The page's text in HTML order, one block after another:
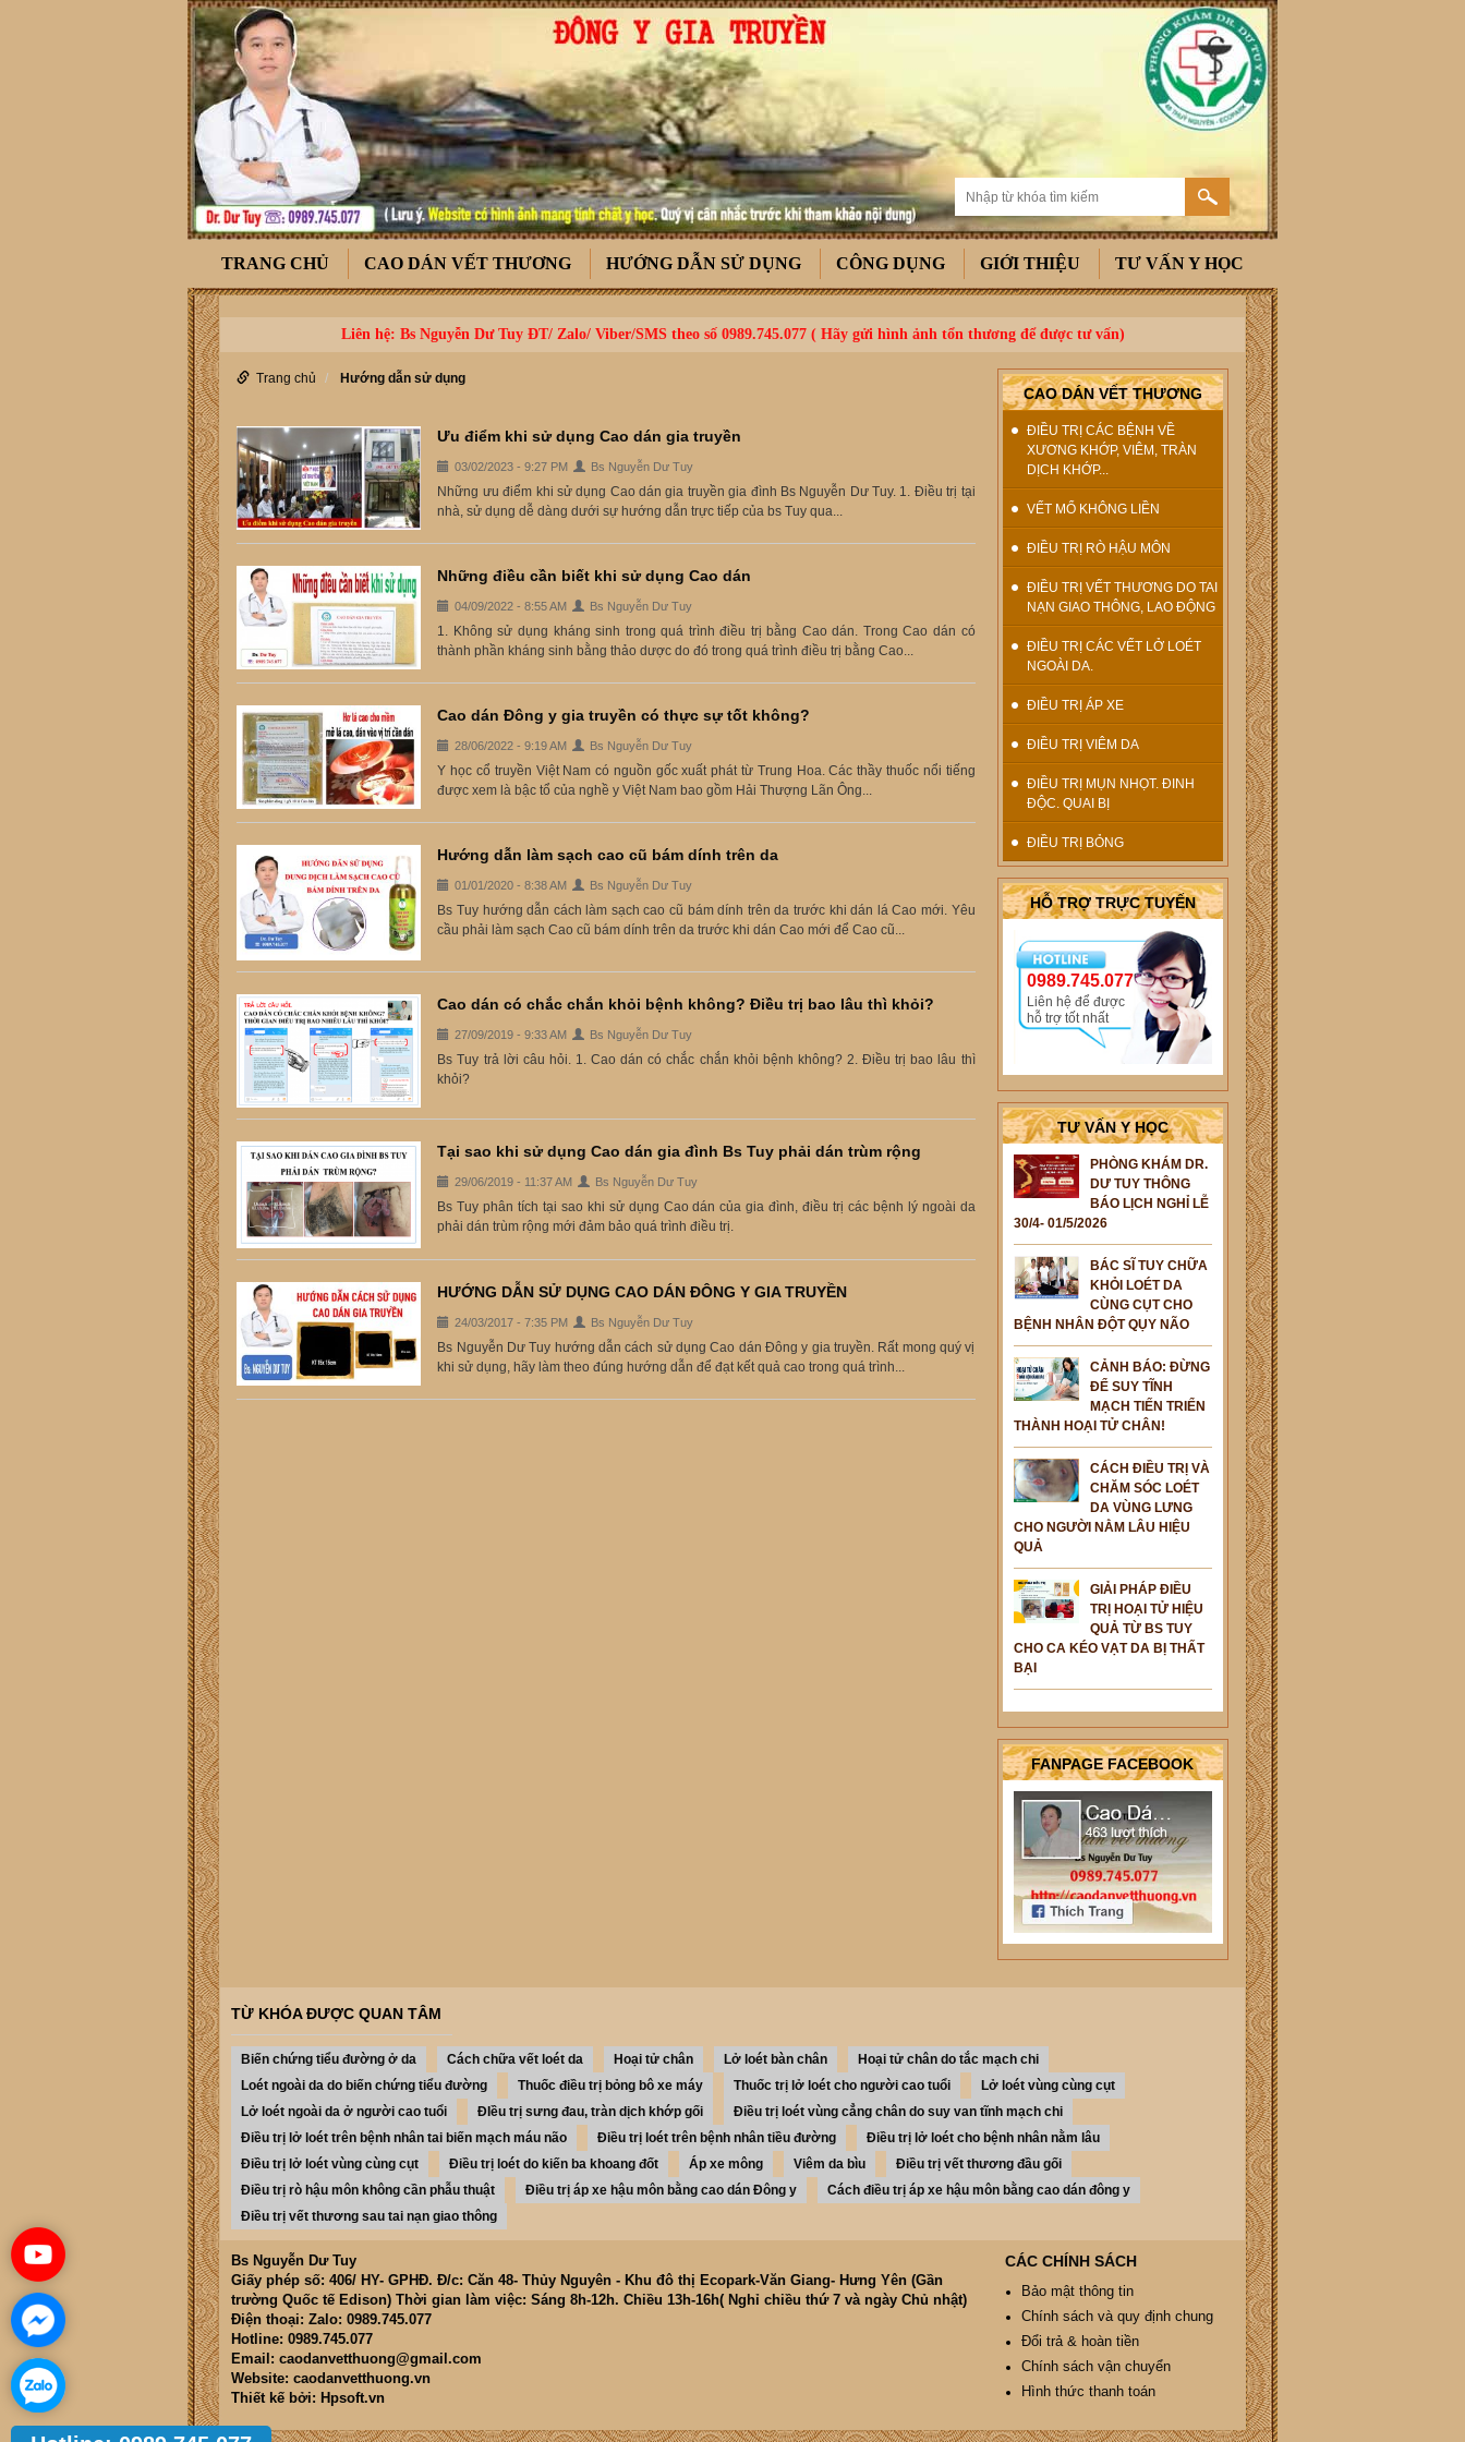
TRANG CHỦ CAO DÁN VẾT THƯƠNG HƯỚNG DẪN SỬ DỤNG CÔNG DỤNG GIỚI THIỆU TƯ VẤN Y HỌC
Liên hệ: Bs Nguyễn Dư Tuy ĐT/ Zalo/ Viber/SMS theo số 0989.745.077 ( Hãy gửi hình ảnh tổn thương để được tư vấn)
Trang chủ Hướng dẫn sử dụng
Ưu điểm khi sử dụng Cao dán gia truyền
03/02/2023 - 9:27 PM Bs Nguyễn Dư Tuy
Những ưu điểm khi sử dụng Cao dán gia truyền gia đình Bs Nguyễn Dư Tuy. 1. Điều trị tại
nhà, sử dụng dễ dàng dưới sự hướng dẫn trực tiếp của bs Tuy qua...
Những điều cần biết khi sử dụng Cao dán
04/09/2022 - 8:55 AM Bs Nguyễn Dư Tuy
1. Không sử dụng kháng sinh trong quá trình điều trị bằng Cao dán. Trong Cao dán có
thành phần kháng sinh bằng thảo dược do đó trong quá trình điều trị bằng Cao...
Cao dán Đông y gia truyền có thực sự tốt không?
28/06/2022 - 9:19 AM Bs Nguyễn Dư Tuy
Y học cổ truyền Việt Nam có nguồn gốc xuất phát từ Trung Hoa. Các thầy thuốc nổi tiếng
được xem là bậc tổ của nghề y Việt Nam bao gồm Hải Thượng Lãn Ông...
Hướng dẫn làm sạch cao cũ bám dính trên da
01/01/2020 - 8:38 AM Bs Nguyễn Dư Tuy
Bs Tuy hướng dẫn cách làm sạch cao cũ bám dính trên da trước khi dán lá Cao mới. Yêu
cầu phải làm sạch Cao cũ bám dính trên da trước khi dán Cao mới để Cao cũ...
Cao dán có chắc chắn khỏi bệnh không? Điều trị bao lâu thì khỏi?
27/09/2019 - 9:33 AM Bs Nguyễn Dư Tuy
Bs Tuy trả lời câu hỏi. 1. Cao dán có chắc chắn khỏi bệnh không? 2. Điều trị bao lâu thì
khỏi?
Tại sao khi sử dụng Cao dán gia đình Bs Tuy phải dán trùm rộng
29/06/2019 - 11:37 AM Bs Nguyễn Dư Tuy
Bs Tuy phân tích tại sao khi sử dụng Cao dán của gia đình, điều trị các bệnh lý ngoài da
phải dán trùm rộng mới đảm bảo quá trình điều trị.
HƯỚNG DẪN SỬ DỤNG CAO DÁN ĐÔNG Y GIA TRUYỀN
24/03/2017 - 7:35 PM Bs Nguyễn Dư Tuy
Bs Nguyễn Dư Tuy hướng dẫn cách sử dụng Cao dán Đông y gia truyền. Rất mong quý vị
khi sử dụng, hãy làm theo đúng hướng dẫn để đạt kết quả cao trong quá trình...
CAO DÁN VẾT THƯƠNG
ĐIỀU TRỊ CÁC BỆNH VỀ
XƯƠNG KHỚP, VIÊM, TRÀN
DỊCH KHỚP...
VẾT MỔ KHÔNG LIỀN
ĐIỀU TRỊ RÒ HẬU MÔN
ĐIỀU TRỊ VẾT THƯƠNG DO TAI
NẠN GIAO THÔNG, LAO ĐỘNG
ĐIỀU TRỊ CÁC VẾT LỞ LOÉT
NGOÀI DA.
ĐIỀU TRỊ ÁP XE
ĐIỀU TRỊ VIÊM DA
ĐIỀU TRỊ MỤN NHỌT. ĐINH
ĐỘC. QUAI BỊ
ĐIỀU TRỊ BỎNG
HỖ TRỢ TRỰC TUYẾN
0989.745.077
Liên hệ để được
hỗ trợ tốt nhất
TƯ VẤN Y HỌC
PHÒNG KHÁM DR.
DƯ TUY THÔNG
BÁO LỊCH NGHỈ LỄ
30/4- 01/5/2026
BÁC SĨ TUY CHỮA
KHỎI LOÉT DA
CÙNG CỤT CHO
BỆNH NHÂN ĐỘT QỤY NÃO
CẢNH BÁO: ĐỪNG
ĐỂ SUY TĨNH
MẠCH TIẾN TRIỂN
THÀNH HOẠI TỬ CHÂN!
CÁCH ĐIỀU TRỊ VÀ
CHĂM SÓC LOÉT
DA VÙNG LƯNG
CHO NGƯỜI NẰM LÂU HIỆU
QUẢ
GIẢI PHÁP ĐIỀU
TRỊ HOẠI TỬ HIỆU
QUẢ TỪ BS TUY
CHO CA KÉO VẠT DA BỊ THẤT
BẠI
FANPAGE FACEBOOK
TỪ KHÓA ĐƯỢC QUAN TÂM
Biến chứng tiểu đường ở da Cách chữa vết loét da Hoại tử chân Lở loét bàn chân
Hoại tử chân do tắc mạch chi
Loét ngoài da do biến chứng tiểu đường
Thuốc điều trị bỏng bô xe máy Thuốc trị lở loét cho người cao tuổi
Lở loét vùng cùng cụt
Lở loét ngoài da ở người cao tuổi
ĐIều trị sưng đau, tràn dịch khớp gối
Điều trị loét vùng cẳng chân do suy van tĩnh mạch chi
Điều trị lở loét trên bệnh nhân tai biến mạch máu não
Điều trị loét trên bệnh nhân tiều đường
Điều trị lở loét cho bệnh nhân nằm lâu
Điều trị lở loét vùng cùng cụt
Điều trị loét do kiến ba khoang đốt Áp xe mông Viêm da bìu
Điều trị vết thương đầu gối
Điều trị rò hậu môn không cần phẫu thuật
Điều trị áp xe hậu môn bằng cao dán Đông y
Cách điều trị áp xe hậu môn bằng cao dán đông y
Điều trị vết thương sau tai nạn giao thông
Bs Nguyễn Dư Tuy
Giấy phép số: 406/ HY- GPHĐ. Đ/c: Căn 48- Thủy Nguyên - Khu đô thị Ecopark-Văn Giang- Hưng Yên (Gần
trường Quốc tế Edison) Thời gian làm việc: Sáng 8h-12h. Chiều 13h-16h( Nghỉ chiều thứ 7 và ngày Chủ nhật)
Điện thoại: Zalo: 0989.745.077
Hotline: 0989.745.077
Email: caodanvetthuong@gmail.com
Website: caodanvetthuong.vn
Thiết kế bởi: Hpsoft.vn
CÁC CHÍNH SÁCH
Bảo mật thông tin
Chính sách và quy định chung
Đổi trả & hoàn tiền
Chính sách vận chuyển
Hình thức thanh toán